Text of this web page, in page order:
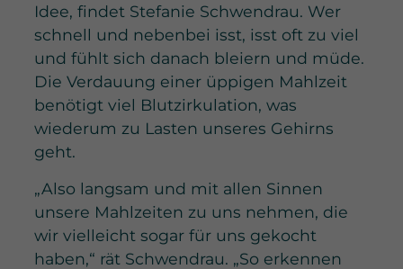
Idee, findet Stefanie Schwendrau. Wer
schnell und nebenbei isst, isst oft zu viel
und fühlt sich danach bleiern und müde.
Die Verdauung einer üppigen Mahlzeit
benötigt viel Blutzirkulation, was
wiederum zu Lasten unseres Gehirns
geht.
„Also langsam und mit allen Sinnen
unsere Mahlzeiten zu uns nehmen, die
wir vielleicht sogar für uns gekocht
haben,“ rät Schwendrau. „So erkennen